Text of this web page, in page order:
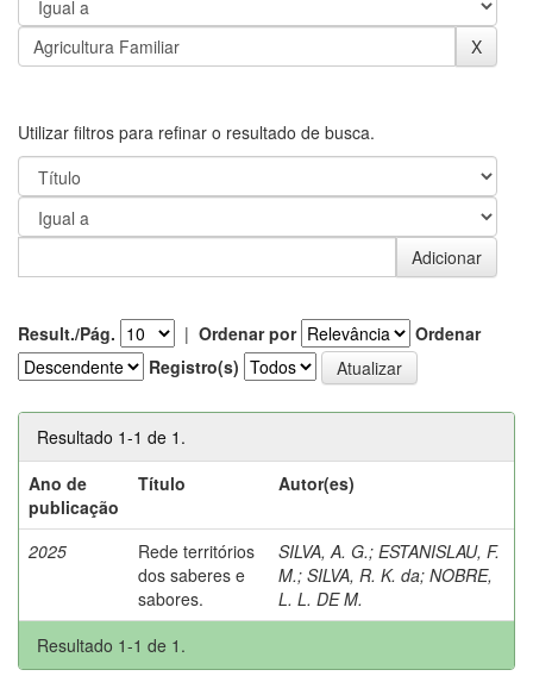
Utilizar filtros para refinar o resultado de busca.
Result./Pág. | Ordenar por
Ordenar
Registro(s)
Resultado 1-1 de 1.
Ano de
publicação
Título Autor(es)
2025
Rede territórios
dos saberes e
sabores.
SILVA, A. G.; ESTANISLAU, F.
M.; SILVA, R. K. da; NOBRE,
L. L. DE M.
Resultado 1-1 de 1.